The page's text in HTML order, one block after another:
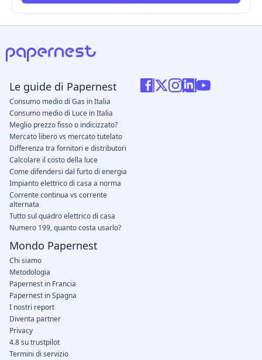
Le guide di Papernest
Consumo medio di Gas in Italia
Consumo medio di Luce in Italia
Meglio prezzo fisso o indicizzato?
Mercato libero vs mercato tutelato
Differenza tra fornitori e distributori
Calcolare il costo della luce
Come difendersi dal furto di energia
Impianto elettrico di casa a norma
Corrente continua vs corrente
alternata
Tutto sul quadro elettrico di casa
Numero 199, quanto costa usarlo?
Mondo Papernest
Chi siamo
Metodologia
Papernest in Francia
Papernest in Spagna
I nostri report
Diventa partner
Privacy
4.8 su trustpilot
Termini di servizio